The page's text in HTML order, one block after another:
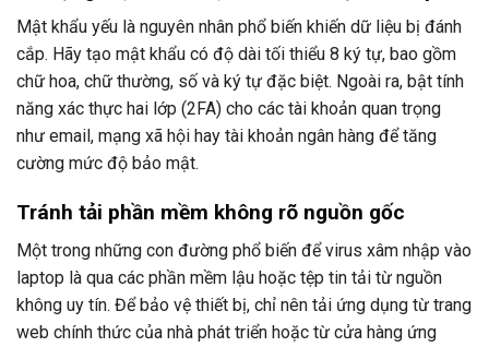
Mật khẩu yếu là nguyên nhân phổ biến khiến dữ liệu bị đánh
cắp. Hãy tạo mật khẩu có độ dài tối thiểu 8 ký tự, bao gồm
chữ hoa, chữ thường, số và ký tự đặc biệt. Ngoài ra, bật tính
năng xác thực hai lớp (2FA) cho các tài khoản quan trọng
như email, mạng xã hội hay tài khoản ngân hàng để tăng
cường mức độ bảo mật.
Tránh tải phần mềm không rõ nguồn gốc
Một trong những con đường phổ biến để virus xâm nhập vào
laptop là qua các phần mềm lậu hoặc tệp tin tải từ nguồn
không uy tín. Để bảo vệ thiết bị, chỉ nên tải ứng dụng từ trang
web chính thức của nhà phát triển hoặc từ cửa hàng ứng